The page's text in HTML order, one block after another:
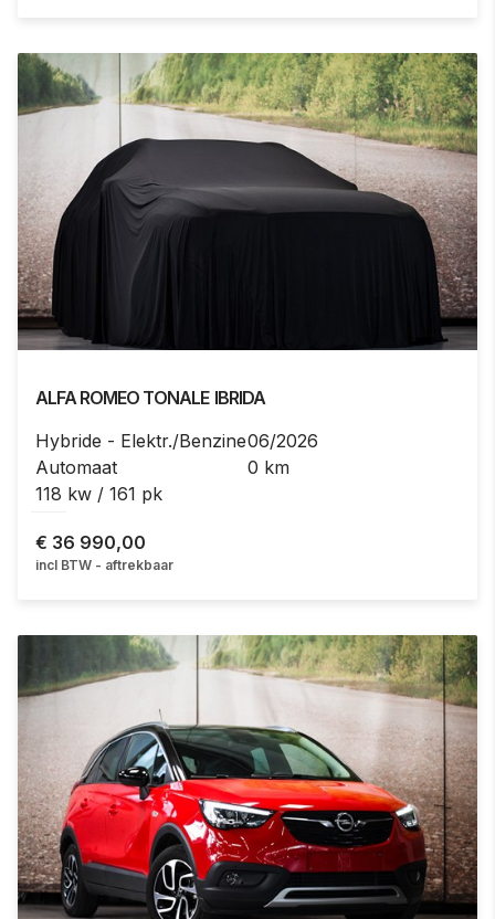
ALFA ROMEO TONALE IBRIDA
Hybride - Elektr./Benzine
Automaat
118 kw / 161 pk
06/2026
0 km
€ 36 990,00
incl BTW - aftrekbaar